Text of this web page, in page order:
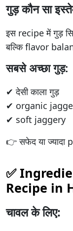
गुड़ कौन सा
इस recipe में गुड़
बल्कि flavor
सबसे अच्छा गुड़:
✔ देसी काला गुड़
✔ organic
✔ soft jaggery
👉 सफेद या ज्यादा
✅
Recipe in
चावल के लिए: